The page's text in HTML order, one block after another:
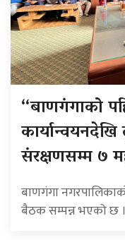
“बाणगंगाको
संरक्षणसम्म ७
बाणगंगा
बैठक सम्पन्न भएको छ